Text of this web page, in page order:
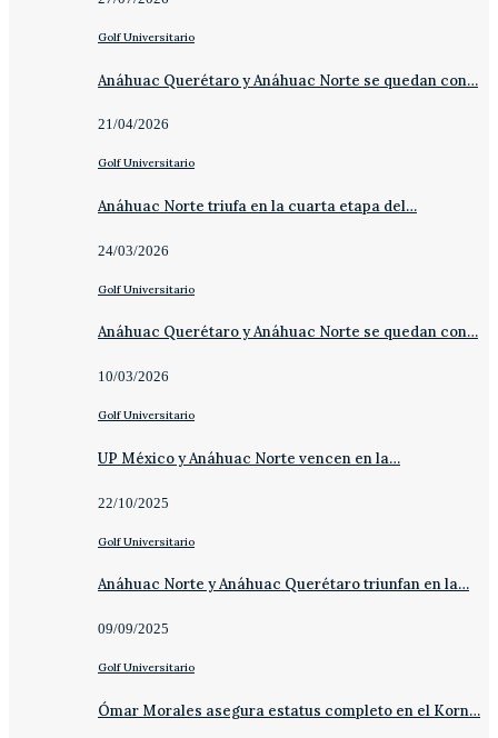
Golf Universitario
Anáhuac Querétaro y Anáhuac Norte se quedan con…
21/04/2026
Golf Universitario
Anáhuac Norte triufa en la cuarta etapa del…
24/03/2026
Golf Universitario
Anáhuac Querétaro y Anáhuac Norte se quedan con…
10/03/2026
Golf Universitario
UP México y Anáhuac Norte vencen en la…
22/10/2025
Golf Universitario
Anáhuac Norte y Anáhuac Querétaro triunfan en la…
09/09/2025
Golf Universitario
Ómar Morales asegura estatus completo en el Korn…